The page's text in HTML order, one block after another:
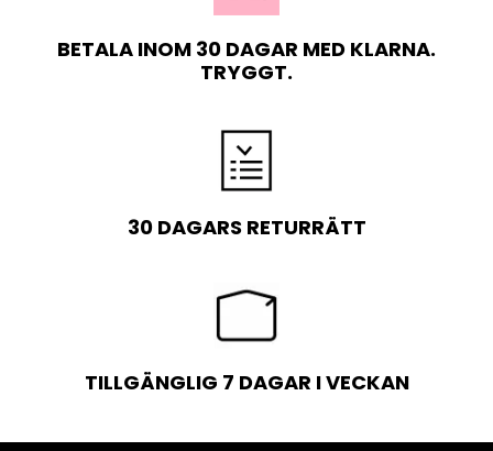
BETALA INOM 30 DAGAR MED KLARNA.
TRYGGT.
30 DAGARS RETURRÄTT
TILLGÄNGLIG 7 DAGAR I VECKAN